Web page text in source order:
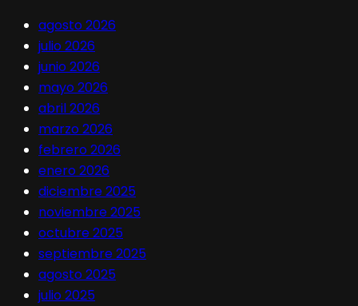
agosto 2026
julio 2026
junio 2026
mayo 2026
abril 2026
marzo 2026
febrero 2026
enero 2026
diciembre 2025
noviembre 2025
octubre 2025
septiembre 2025
agosto 2025
julio 2025